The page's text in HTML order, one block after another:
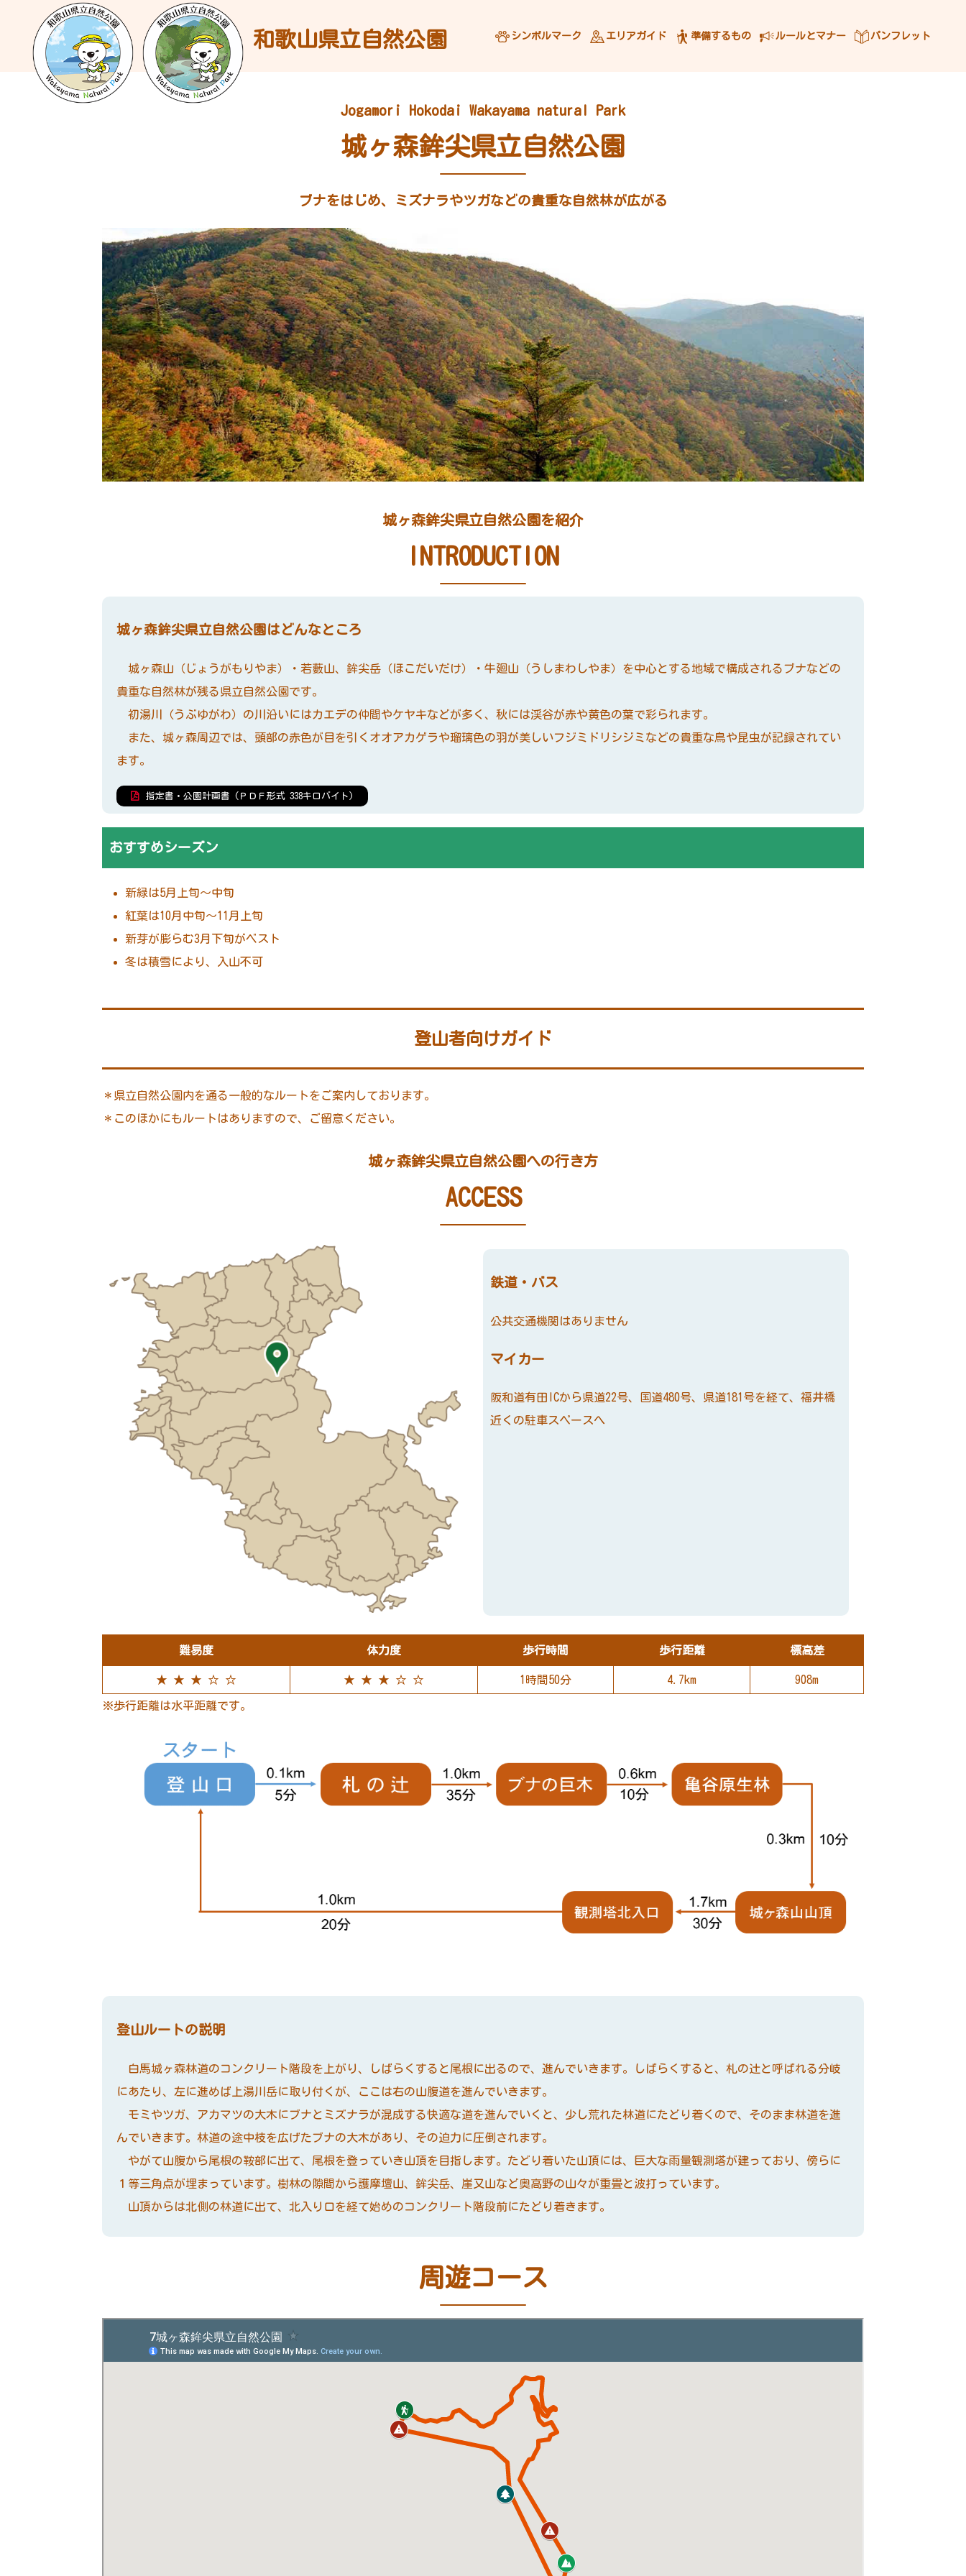
和歌山県立自然公園 シンボルマーク エリアガイド 準備するもの ルールとマナー パンフレット
Jogamori Hokodai Wakayama natural Park
城ヶ森鉾尖県立自然公園
ブナをはじめ、ミズナラやツガなどの貴重な自然林が広がる
城ヶ森鉾尖県立自然公園を紹介
INTRODUCTION
城ヶ森鉾尖県立自然公園はどんなところ
城ヶ森山（じょうがもりやま）・若藪山、鉾尖岳（ほこだいだけ）・牛廻山（うしまわしやま）を中心とする地域で構成されるブナなどの
貴重な自然林が残る県立自然公園です。
初湯川（うぶゆがわ）の川沿いにはカエデの仲間やケヤキなどが多く、秋には渓谷が赤や黄色の葉で彩られます。
また、城ヶ森周辺では、頭部の赤色が目を引くオオアカゲラや瑠璃色の羽が美しいフジミドリシジミなどの貴重な鳥や昆虫が記録されてい
ます。
指定書・公園計画書 (ＰＤＦ形式 338キロバイト)
おすすめシーズン
新緑は5月上旬～中旬
紅葉は10月中旬～11月上旬
新芽が膨らむ3月下旬がベスト
冬は積雪により、入山不可
登山者向けガイド
＊県立自然公園内を通る一般的なルートをご案内しております。
＊このほかにもルートはありますので、ご留意ください。
城ヶ森鉾尖県立自然公園への行き方
ACCESS
鉄道・バス
公共交通機関はありません
マイカー
阪和道有田ICから県道22号、国道480号、県道181号を経て、福井橋
近くの駐車スペースへ
難易度 体力度 歩行時間 歩行距離 標高差
★ ★ ★ ☆ ☆ ★ ★ ★ ☆ ☆ 1時間50分 4.7km 908m
※歩行距離は水平距離です。
登山ルートの説明
白馬城ヶ森林道のコンクリート階段を上がり、しばらくすると尾根に出るので、進んでいきます。しばらくすると、札の辻と呼ばれる分岐
にあたり、左に進めば上湯川岳に取り付くが、ここは右の山腹道を進んでいきます。
モミやツガ、アカマツの大木にブナとミズナラが混成する快適な道を進んでいくと、少し荒れた林道にたどり着くので、そのまま林道を進
んでいきます。林道の途中枝を広げたブナの大木があり、その迫力に圧倒されます。
やがて山腹から尾根の鞍部に出て、尾根を登っていき山頂を目指します。たどり着いた山頂には、巨大な雨量観測塔が建っており、傍らに
１等三角点が埋まっています。樹林の隙間から護摩壇山、鉾尖岳、崖又山など奥高野の山々が重畳と波打っています。
山頂からは北側の林道に出て、北入り口を経て始めのコンクリート階段前にたどり着きます。
周遊コース